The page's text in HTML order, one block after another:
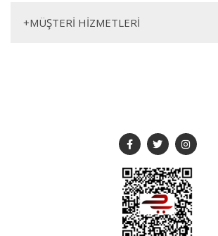
+MÜŞTERİ HİZMETLERİ